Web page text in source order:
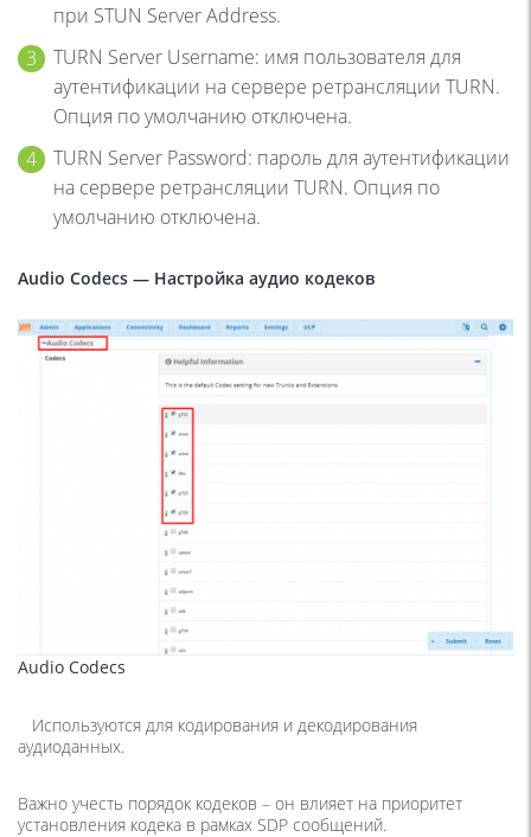
при STUN Server Address.
TURN Server Username: имя пользователя для
аутентификации на сервере ретрансляции TURN.
Опция по умолчанию отключена.
TURN Server Password: пароль для аутентификации
на сервере ретрансляции TURN. Опция по
умолчанию отключена.
Audio Codecs — Настройка аудио кодеков
Audio Codecs
Используются для кодирования и декодирования
аудиоданных.
Важно учесть порядок кодеков – он влияет на приоритет
установления кодека в рамках SDP сообщений.